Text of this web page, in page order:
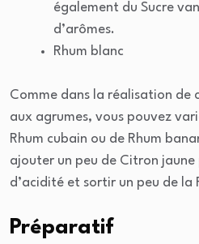
également du Sucre
d’arômes.
Rhum blanc
Comme dans la réalisation de
aux agrumes, vous pouvez
Rhum cubain ou de Rhum
ajouter un peu de Citron
d’acidité et sortir un peu de la
Préparatif